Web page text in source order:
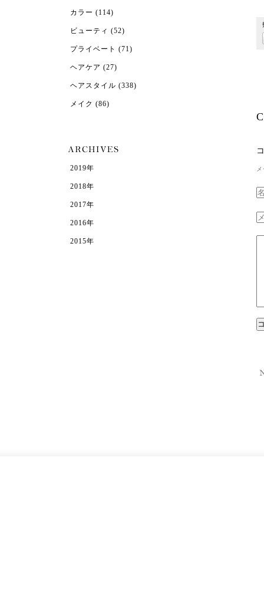
カラー (114)
ビューティ (52)
プライベート (71)
ヘアケア (27)
ヘアスタイル (338)
メイク (86)
2019年
2018年
2017年
2016年
2015年